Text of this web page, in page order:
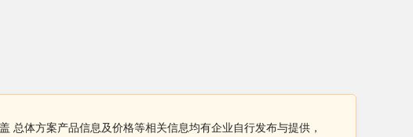
总体方案产品信息及价格等相关信息均有企业自行发布与提供，